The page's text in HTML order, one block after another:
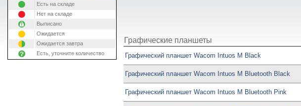
Есть на складе
Нет на складе
Выписано
Ожидается
Ожидается завтра
Есть, уточните количество
Графические планшеты
Графический планшет Wacom Intuos M Black
Графический планшет Wacom Intuos M Bluetooth Black
Графический планшет Wacom Intuos M Bluetooth Pink